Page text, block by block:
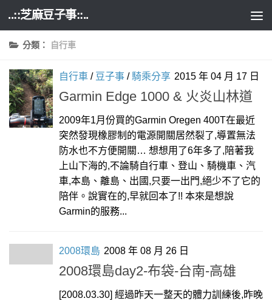
Skip to content
..::芝麻豆子事::..
分類： 自行車
自行車 / 豆子事 / 騎乘分享 2015 年 04 月 17 日
Garmin Edge 1000 & 火炎山林道
2009年1月份買的Garmin Oregen 400T在最近
突然發現橡膠制的電源開關居然裂了,導置無法
防水也不方便開關… 想想用了6年多了,陪著我
上山下海的,不論騎自行車、登山、騎機車、汽
車,本島、離島、出國,只要一出門,絕少不了它的
陪伴。說實在的,早就回本了!! 本來是想說
Garmin的服務...
2008環島 2008 年 08 月 26 日
2008環島day2-布袋-台南-高雄
[2008.03.30] 經過昨天一整天的體力訓練後,昨晚